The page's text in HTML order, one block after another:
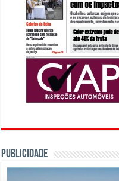
PUBLICIDADE